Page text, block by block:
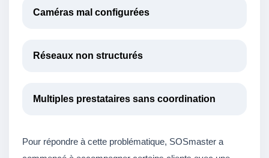
Caméras mal configurées
Réseaux non structurés
Multiples prestataires sans coordination
Pour répondre à cette problématique, SOSmaster a